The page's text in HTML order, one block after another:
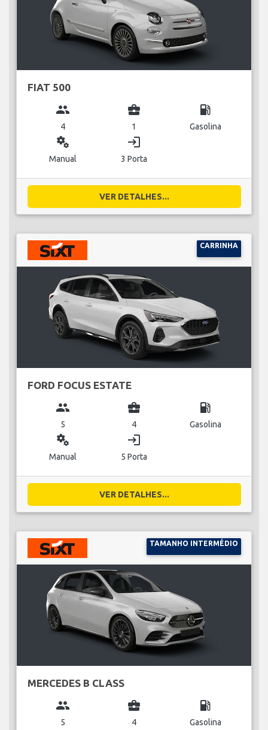
FIAT 500
group
4
business_center
1
local_gas_station
Gasolina
miscellaneous_services
Manual
login
3 Porta
VER DETALHES...
CARRINHA
FORD FOCUS ESTATE
group
5
business_center
4
local_gas_station
Gasolina
miscellaneous_services
Manual
login
5 Porta
VER DETALHES...
TAMANHO INTERMÉDIO
MERCEDES B CLASS
group
5
business_center
4
local_gas_station
Gasolina